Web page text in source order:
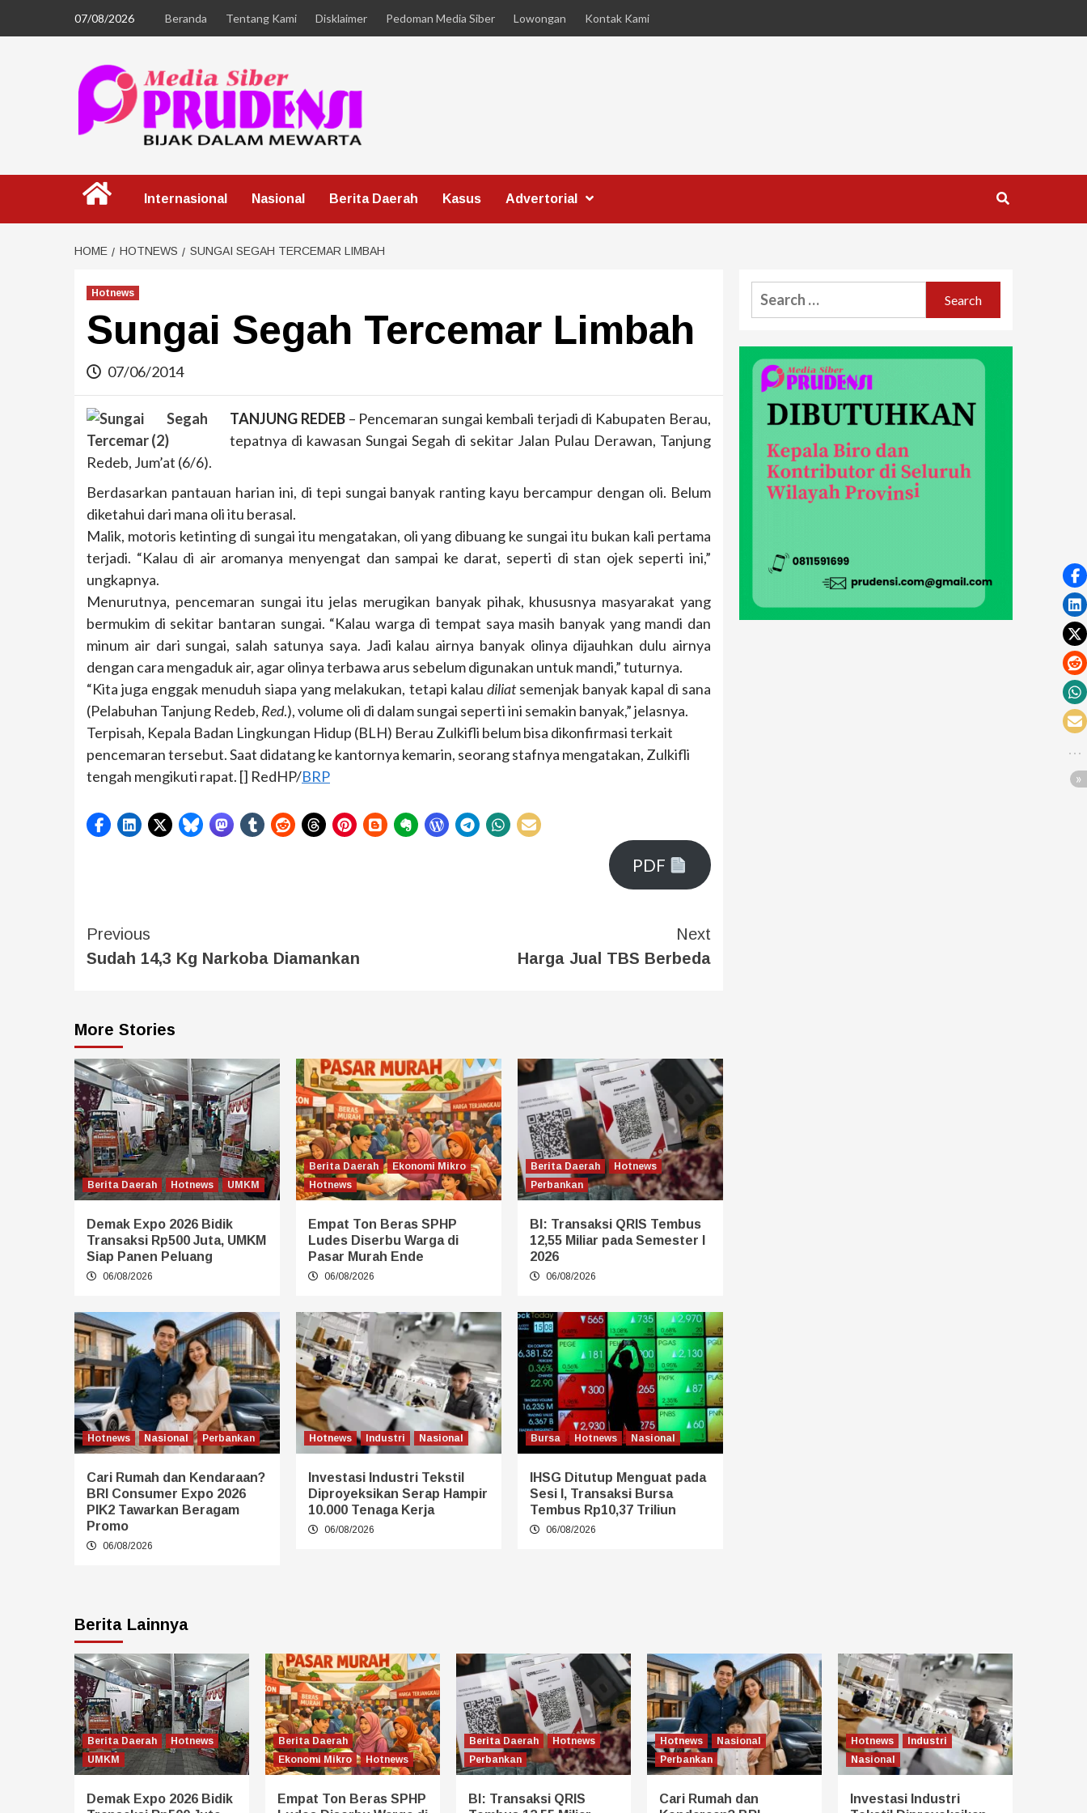
07/08/2026 Beranda Tentang Kami Disklaimer Pedoman Media Siber Lowongan Kontak Kami
Internasional Nasional Berita Daerah Kasus Advertorial
HOME HOTNEWS SUNGAI SEGAH TERCEMAR LIMBAH
Hotnews
Sungai Segah Tercemar Limbah
07/06/2014
TANJUNG REDEB – Pencemaran sungai kembali terjadi di Kabupaten Berau,
tepatnya di kawasan Sungai Segah di sekitar Jalan Pulau Derawan, Tanjung
Redeb, Jum’at (6/6).
Berdasarkan pantauan harian ini, di tepi sungai banyak ranting kayu bercampur dengan oli. Belum
diketahui dari mana oli itu berasal.
Malik, motoris ketinting di sungai itu mengatakan, oli yang dibuang ke sungai itu bukan kali pertama
terjadi. “Kalau di air aromanya menyengat dan sampai ke darat, seperti di stan ojek seperti ini,”
ungkapnya.
Menurutnya, pencemaran sungai itu jelas merugikan banyak pihak, khususnya masyarakat yang
bermukim di sekitar bantaran sungai. “Kalau warga di tempat saya masih banyak yang mandi dan
minum air dari sungai, salah satunya saya. Jadi kalau airnya banyak olinya dijauhkan dulu airnya
dengan cara mengaduk air, agar olinya terbawa arus sebelum digunakan untuk mandi,” tuturnya.
“Kita juga enggak menuduh siapa yang melakukan, tetapi kalau diliatsemenjak banyak kapal di sana
(Pelabuhan Tanjung Redeb, Red.), volume oli di dalam sungai seperti ini semakin banyak,” jelasnya.
Terpisah, Kepala Badan Lingkungan Hidup (BLH) Berau Zulkifli belum bisa dikonfirmasi terkait
pencemaran tersebut. Saat didatang ke kantornya kemarin, seorang stafnya mengatakan, Zulkifli
tengah mengikuti rapat. [] RedHP/BRP
PDF
Previous
Sudah 14,3 Kg Narkoba Diamankan
Next
Harga Jual TBS Berbeda
More Stories
Berita Daerah Hotnews UMKM
Demak Expo 2026 Bidik
Transaksi Rp500 Juta, UMKM
Siap Panen Peluang
06/08/2026
Berita Daerah
Ekonomi Mikro
Hotnews
Empat Ton Beras SPHP
Ludes Diserbu Warga di
Pasar Murah Ende
06/08/2026
Berita Daerah
Hotnews
Perbankan
BI: Transaksi QRIS Tembus
12,55 Miliar pada Semester I
2026
06/08/2026
Hotnews Nasional Perbankan
Cari Rumah dan Kendaraan?
BRI Consumer Expo 2026
PIK2 Tawarkan Beragam
Promo
06/08/2026
Hotnews Industri Nasional
Investasi Industri Tekstil
Diproyeksikan Serap Hampir
10.000 Tenaga Kerja
06/08/2026
Bursa Hotnews Nasional
IHSG Ditutup Menguat pada
Sesi I, Transaksi Bursa
Tembus Rp10,37 Triliun
06/08/2026
Berita Lainnya
Berita Daerah
Hotnews
UMKM
Demak Expo 2026 Bidik
Berita Daerah
Ekonomi Mikro
Hotnews
Empat Ton Beras SPHP
Berita Daerah
Hotnews
Perbankan
BI: Transaksi QRIS
Hotnews
Nasional
Perbankan
Cari Rumah dan
Hotnews
Industri
Nasional
Investasi Industri